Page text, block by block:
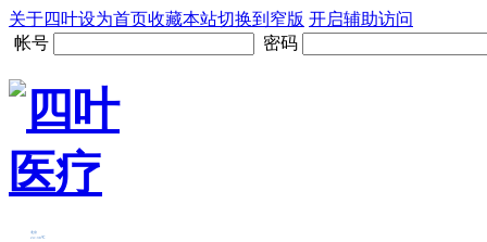
关于四叶设为首页收藏本站切换到窄版 开启辅助访问
帐号
密码